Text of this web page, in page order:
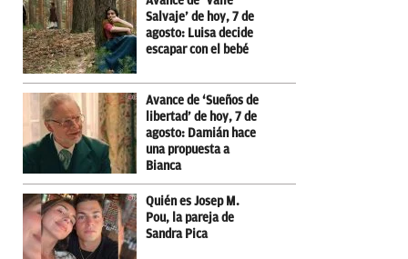
Salvaje’ de hoy, 7 de
agosto: Luisa decide
escapar con el bebé
Avance de ‘Sueños de
libertad’ de hoy, 7 de
agosto: Damián hace
una propuesta a
Bianca
Quién es Josep M.
Pou, la pareja de
Sandra Pica